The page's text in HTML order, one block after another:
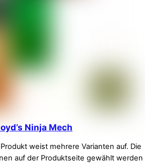
Ninja Mech
weist mehrere Varianten auf. Die
auf der Produktseite gewählt werden